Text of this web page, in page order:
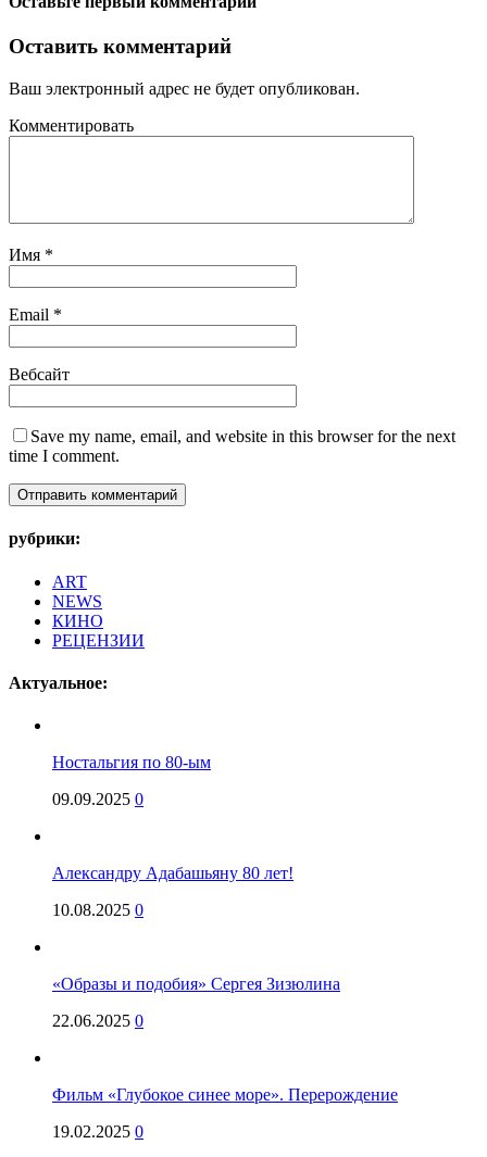
Оставить комментарий
Ваш электронный адрес не будет опубликован.
Комментировать
Имя *
Email *
Вебсайт
Save my name, email, and website in this browser for the next
time I comment.
рубрики:
ART
NEWS
КИНО
РЕЦЕНЗИИ
Актуальное:
Ностальгия по 80-ым
09.09.2025 0
Александру Адабашьяну 80 лет!
10.08.2025 0
«Образы и подобия» Сергея Зизюлина
22.06.2025 0
Фильм «Глубокое синее море». Перерождение
19.02.2025 0